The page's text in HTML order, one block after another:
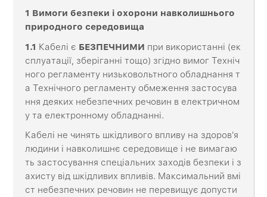
1 Вимоги безпеки і охорони навколишнього
природного середовища
1.1 Кабелі є БЕЗПЕЧНИМИ при використанні (ек
сплуатації, зберіганні тощо) згідно вимог Техніч
ного регламенту низьковольтного обладнання т
а Технічного регламенту обмеження застосува
ння деяких небезпечних речовин в електричном
у та електронному обладнанні.
Кабелі не чинять шкідливого впливу на здоров'я
людини і навколишнє середовище і не вимагаю
ть застосування спеціальних заходів безпеки і з
ахисту від шкідливих впливів. Максимальний вмі
ст небезпечних речовин не перевищує допусти